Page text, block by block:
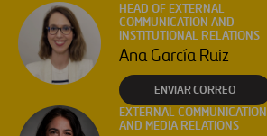
HEAD OF EXTERNAL
COMMUNICATION AND
INSTITUTIONAL RELATIONS
Ana García Ruiz
ENVIAR CORREO
EXTERNAL COMMUNICATION
AND MEDIA RELATIONS